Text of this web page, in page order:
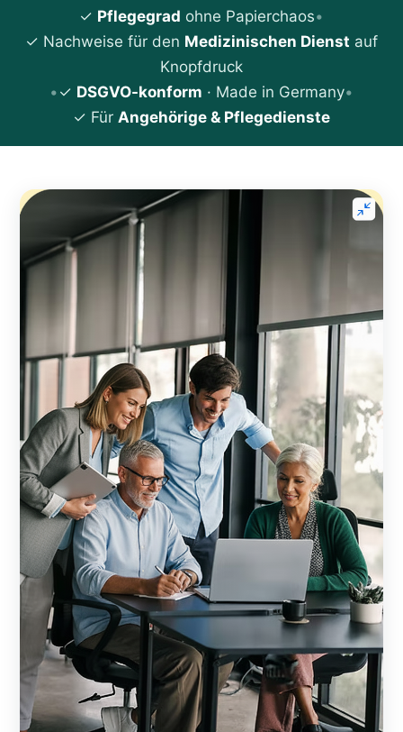
✓ Pflegegrad ohne Papierchaos•
✓ Nachweise für den Medizinischen Dienst auf
Knopfdruck
• ✓ DSGVO-konform · Made in Germany•
✓ Für Angehörige & Pflegedienste